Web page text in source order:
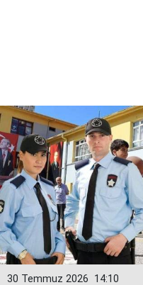
14:10
30 Temmuz 2026